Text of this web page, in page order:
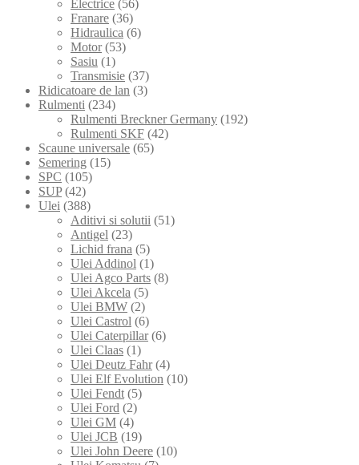
Electrice (56)
Franare (36)
Hidraulica (6)
Motor (53)
Sasiu (1)
Transmisie (37)
Ridicatoare de lan (3)
Rulmenti (234)
Rulmenti Breckner Germany (192)
Rulmenti SKF (42)
Scaune universale (65)
Semering (15)
SPC (105)
SUP (42)
Ulei (388)
Aditivi si solutii (51)
Antigel (23)
Lichid frana (5)
Ulei Addinol (1)
Ulei Agco Parts (8)
Ulei Akcela (5)
Ulei BMW (2)
Ulei Castrol (6)
Ulei Caterpillar (6)
Ulei Claas (1)
Ulei Deutz Fahr (4)
Ulei Elf Evolution (10)
Ulei Fendt (5)
Ulei Ford (2)
Ulei GM (4)
Ulei JCB (19)
Ulei John Deere (10)